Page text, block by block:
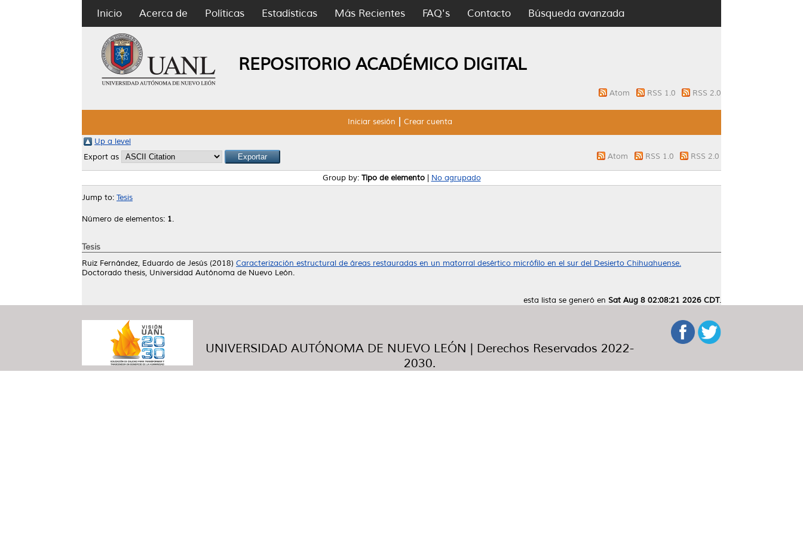
Inicio Acerca de Políticas Estadísticas Más Recientes FAQ's Contacto Búsqueda avanzada
REPOSITORIO ACADÉMICO DIGITAL
Atom RSS 1.0 RSS 2.0
Iniciar sesión Crear cuenta
Up a level
Export as
Atom RSS 1.0 RSS 2.0
Group by: Tipo de elemento| No agrupado
Jump to: Tesis
Número de elementos: 1.
Tesis
Ruiz Fernández, Eduardo de Jesús (2018) Caracterización estructural de áreas restauradas en un matorral desértico micrófilo en el sur del Desierto Chihuahuense.
Doctorado thesis, Universidad Autónoma de Nuevo León.
esta lista se generó en Sat Aug 8 02:08:21 2026 CDT.
UNIVERSIDAD AUTÓNOMA DE NUEVO LEÓN | Derechos Reservados 2022-
2030.